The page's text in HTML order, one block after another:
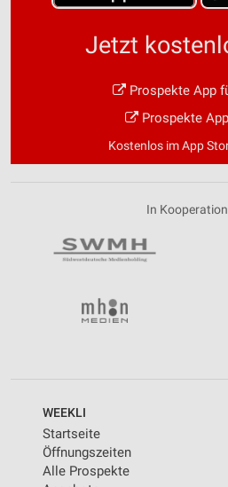
Jetzt
Prospekte App
Prospekte
Kostenlos im App
In
WEEKLI
Startseite
Öffnungszeiten
Alle Prospekte